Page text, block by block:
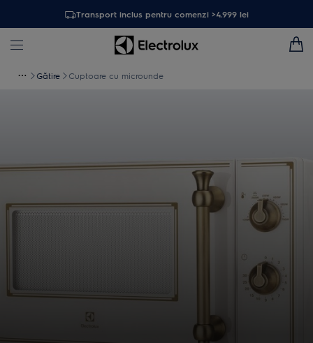
Transport inclus pentru comenzi >4.999 lei
Gătire Cuptoare cu microunde